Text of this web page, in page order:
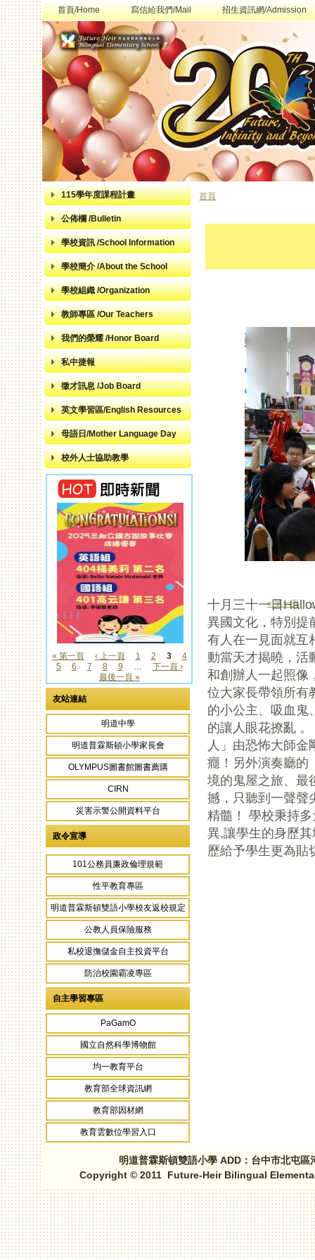
首頁/Home 寫信給我們/Mail 招生資訊網/Admission
115學年度課程計畫
公佈欄 /Bulletin
學校資訊 /School Information
學校簡介 /About the School
學校組織 /Organization
教師專區 /Our Teachers
我們的榮耀 /Honor Board
私中捷報
徵才訊息 /Job Board
英文學習區/English Resources
母語日/Mother Language Day
校外人士協助教學
頁面
« 第一頁 ‹ 上一頁 1 2 3
4
5
6 7 8 9 …
下一頁 ›
最後一頁 »
友站連結
明道中學
明道普霖斯頓小學家長會
OLYMPUS圖書館圖書薦購
CIRN
災害示警公開資料平台
政令宣導
101公務員廉政倫理規範
性平教育專區
明道普霖斯頓雙語小學校友返校規定
公教人員保險服務
私校退撫儲金自主投資平台
防治校園霸凌專區
自主學習專區
PaGamO
國立自然科學博物館
均一教育平台
教育部全球資訊網
教育部因材網
教育雲數位學習入口
首頁
頁面
« 第一頁
十月三十一日
異國文化，特別提
有人在一見面就互
動當天才揭曉，活
和創辦人一起照像
位大家長帶領所有
的小公主、吸血
的讓人眼花撩亂
人」由恐怖大師
癮！另外演奏廳的
境的鬼屋之旅、最
撼，只聽到一聲聲
精髓！ 學校秉持
異,讓學生的身歷
歷給予學生更為貼
明道普霖斯頓雙語小學 ADD：台中市北屯
Copyright © 2011 Future-Heir Bilingual